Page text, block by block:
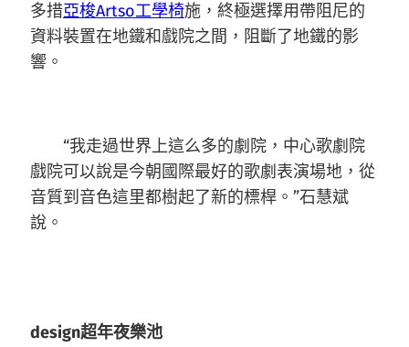
多措亞梭Artso工學椅施，終極選擇用帶阻尼的
資料裝置在地鐵和戲院之間，阻斷了地鐵的影
響。
“我走過世界上這么多的劇院，中心歌劇院
戲院可以說是今朝國際最好的歌劇表演場地，從
音質到音色這里都樹起了新的標桿。”石慧斌
說。
design超年夜樂池